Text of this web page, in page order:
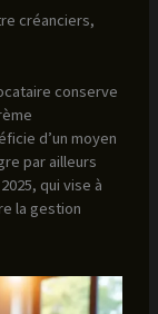
créanciers,
conserve
d’un moyen
par ailleurs
qui vise à
la gestion